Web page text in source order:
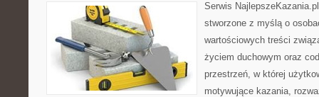
Serwis
stworzone z myślą o
wartościowych treści
życiem duchowym oraz
przestrzeń, w której
motywujące kazania,